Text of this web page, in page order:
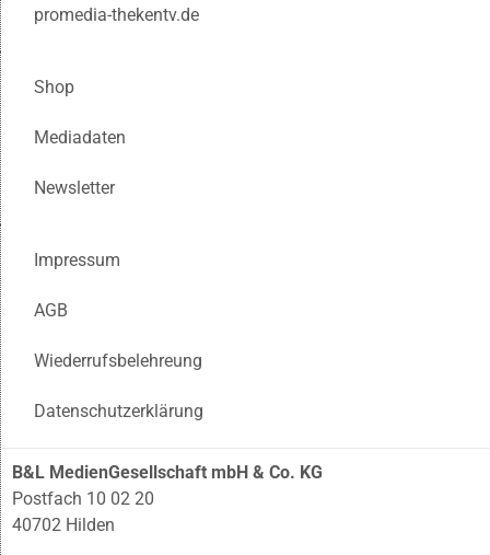
promedia-thekentv.de
Shop
Mediadaten
Newsletter
Impressum
AGB
Wiederrufsbelehreung
Datenschutzerklärung
B&L MedienGesellschaft mbH & Co. KG
Postfach 10 02 20
40702 Hilden